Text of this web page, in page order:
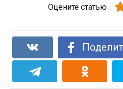
Оцените статью